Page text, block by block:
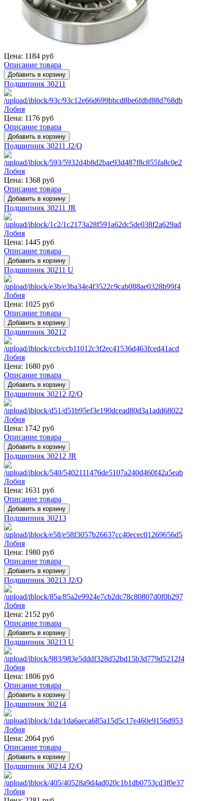
Цена: 1184 руб
Описание товара
Подшипник 30211
Цена: 1176 руб
Описание товара
Подшипник 30211 J2/Q
Цена: 1368 руб
Описание товара
Подшипник 30211 JR
Цена: 1445 руб
Описание товара
Подшипник 30211 U
Цена: 1025 руб
Описание товара
Подшипник 30212
Цена: 1680 руб
Описание товара
Подшипник 30212 J2/Q
Цена: 1742 руб
Описание товара
Подшипник 30212 JR
Цена: 1631 руб
Описание товара
Подшипник 30213
Цена: 1980 руб
Описание товара
Подшипник 30213 J2/Q
Цена: 2152 руб
Описание товара
Подшипник 30213 U
Цена: 1806 руб
Описание товара
Подшипник 30214
Цена: 2064 руб
Описание товара
Подшипник 30214 J2/Q